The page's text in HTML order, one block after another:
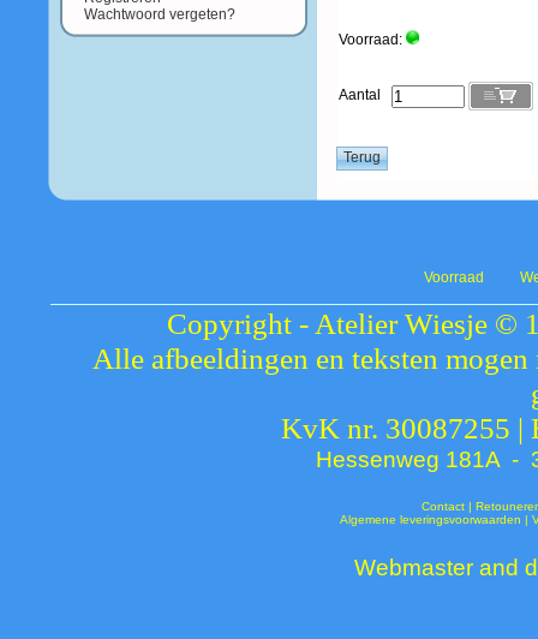
Wachtwoord vergeten?
Voorraad:
Aantal
Voorraad
Copyright - Atelier Wiesje ©
Alle afbeeldingen en teksten
KvK nr. 30087255 |
Hessenweg 181A -
Contact|
Algemene leveringsvoorwaarden |
Webmaster and